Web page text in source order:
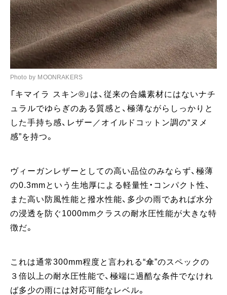
Photo by MOONRAKERS
「キマイラ スキン®︎」は、従来の合繊素材にはないナチ
ュラルでゆらぎのある質感と、極薄ながらしっかりと
した手持ち感、レザー／オイルドコットン調の“ヌメ
感”を持つ。
ヴィーガンレザーとしての高い品位のみならず、極薄
の0.3mmという生地厚による軽量性・コンパクト性、
また高い防風性能と撥水性能、多少の雨であれば水分
の浸透を防ぐ1000mmクラスの耐水圧性能が大きな特
徴だ。
これは通常300mm程度と言われる“傘”のスペックの
３倍以上の耐水圧性能で、極端に過酷な条件でなけれ
ば多少の雨には対応可能なレベル。